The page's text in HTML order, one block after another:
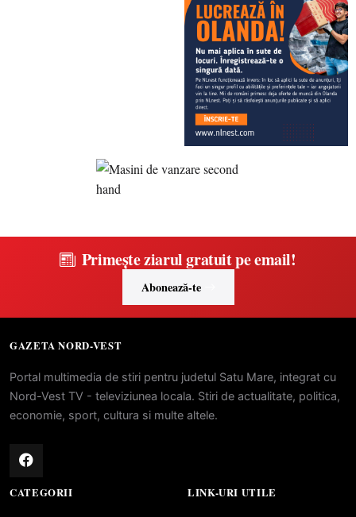
Primește ziarul gratuit pe email!
Abonează-te
GAZETA NORD-VEST
Portal multimedia de stiri pentru judetul Satu Mare, integrat cu
Nord-Vest TV - televiziunea locala. Stiri de actualitate, politica,
economie, sport, cultura si multe altele.
CATEGORII LINK-URI UTILE